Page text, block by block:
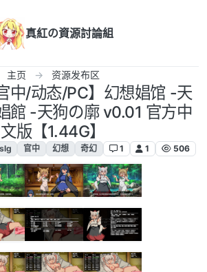
真紅の資源討論組
主页 资源发布区
中/动态/PC】幻想娼馆 -天
館 -天狗の廓 v0.01 官方中
文版【1.44G】
slg 官中 幻想 奇幻 1 1 506